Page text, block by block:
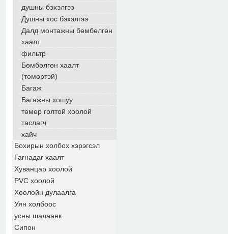
душны бэхэлгээ
Душны хос бэхэлгээ
Далд монтажны бөмбөлгөн
хаалт
фильтр
Бөмбөлгөн хаалт
(төмөртэй)
Багаж
Багажны хошуу
төмөр голтой хоолой
таслагч
хайч
Бохирын холбох хэрэгсэл
Гагнадаг хаалт
Хуванцар хоолой
PVC хоолой
Хоолойн дулаалга
Уян холбоос
усны шалаанк
Сипон